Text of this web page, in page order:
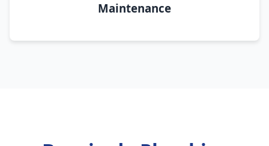
Maintenance